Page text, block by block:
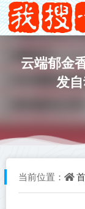
云端郁金
发
当前位置：